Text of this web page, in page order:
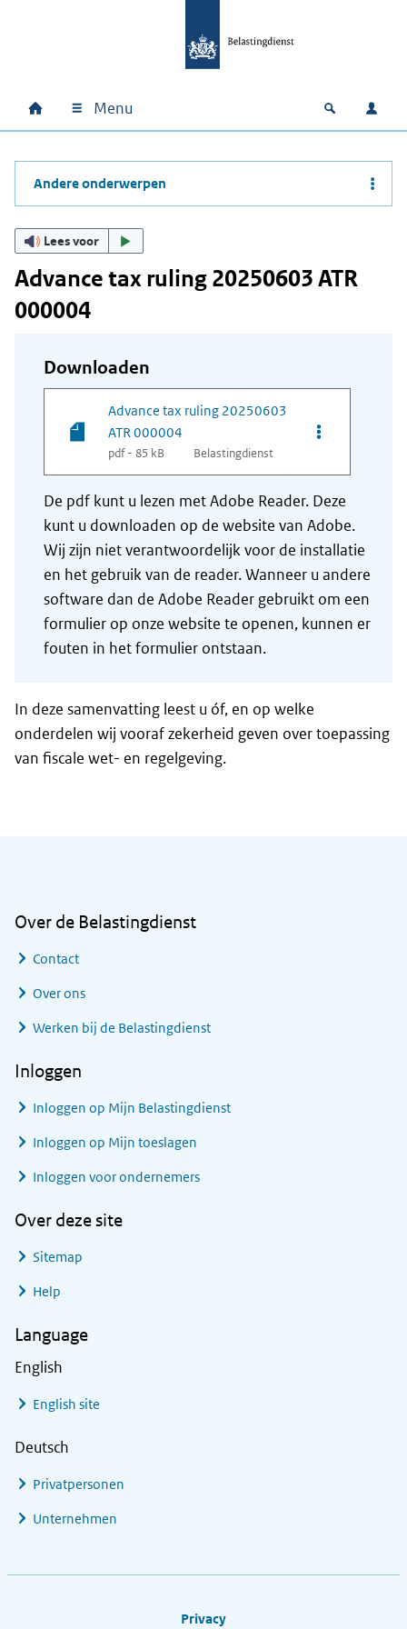
Hoofdnavigatie
Home Menu Open
Andere onderwerpen
Lees voor
Advance tax ruling 20250603 ATR
000004
Downloaden
Advance tax ruling 20250603
ATR 000004
pdf - 85 kB Belastingdienst
Opties van
De pdf kunt u lezen met Adobe Reader. Deze
kunt u downloaden op de website van Adobe.
Wij zijn niet verantwoordelijk voor de installatie
en het gebruik van de reader. Wanneer u andere
software dan de Adobe Reader gebruikt om een
formulier op onze website te openen, kunnen er
fouten in het formulier ontstaan.
In deze samenvatting leest u óf, en op welke
onderdelen wij vooraf zekerheid geven over toepassing
van fiscale wet- en regelgeving.
Over de Belastingdienst
Contact
Over ons
Werken bij de Belastingdienst
Inloggen
Inloggen op Mijn Belastingdienst
Inloggen op Mijn toeslagen
Inloggen voor ondernemers
Over deze site
Sitemap
Help
Language
English
English site
Deutsch
Privatpersonen
Unternehmen
Privacy